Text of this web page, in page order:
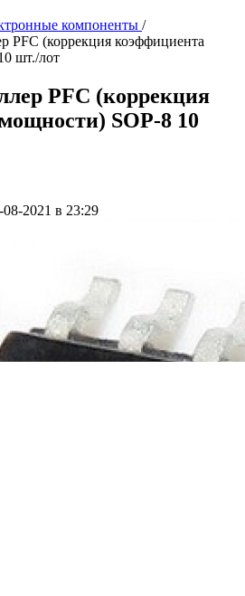
компоненты /
PFC (коррекция коэффициента
шт./лот
PFC (коррекция
SOP-8 10
08-2021 в 23:29